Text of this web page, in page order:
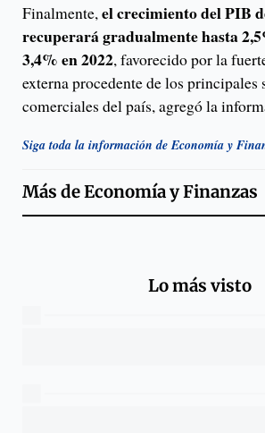
Finalmente,el crecimiento del PIB
recuperará gradualmente hasta
3,4% en 2022, favorecido por la
externa procedente de los principales
comerciales del país, agregó la
Siga toda la información de Economía y
Más deEconomía y Finanzas
Lo más visto